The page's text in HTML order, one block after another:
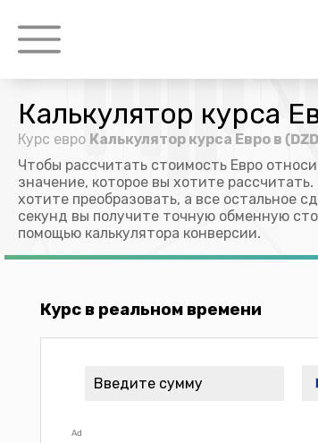
Калькулятор курса
Курс евро Калькулятор курса Евро в
Чтобы рассчитать стоимость Евро
значение, которое вы хотите
хотите преобразовать, а все остальное
секунд вы получите точную обменную
помощью калькулятора конверсии.
Курс в реальном времени
Ad